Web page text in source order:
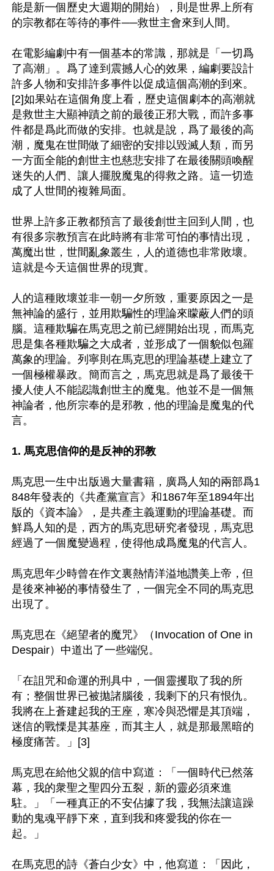
能是新一個歷史大週期的開始），則是世界上所有
的宗教都在等待的事件──救世主會來到人間。
在電影編劇中有一個基本的常識，那就是「一切爲
了高潮」。爲了達到震撼人心的效果，編劇要設計
許多人物和安排許多事件以促成這個高潮的到來。
[2]如果站在這個角度上看，歷史這個劇本的高潮就
是救世主大顯神蹟之前的最後正邪大戰，而許多事
件都是爲此而做的安排。也就是說，爲了最後的高
潮，魔鬼在世間做了細密的安排以毀滅人類，而另
一方面全能的創世主也慈悲安排了在最後關頭喚醒
迷失的人們、讓人擺脫魔鬼的得救之路。這一切造
成了人世間的複雜局面。
世界上許多正教都預言了最後創世主回到人間，也
有很多宗教預言在此時將有非常可怕的事情出現，
萬魔出世，世間亂象叢生，人的道德也非常敗壞。
這就是今天這個世界的現實。
人的這種敗壞並非一朝一夕所致，重要原因之一是
無神論的盛行，並用欺騙性的理論來矇蔽人們的頭
腦。這種欺騙在馬克思之前已經開始出現，而馬克
思是集各種欺騙之大成者，並形成了一個貌似包羅
萬象的理論。列寧則在馬克思的理論基礎上建立了
一個極權暴政。簡而言之，馬克思就是爲了最後干
擾人使人不能認識創世主的魔鬼。他並不是一個無
神論者，他所宗奉的是邪教，他的理論是魔鬼的代
言。
1. 馬克思信仰的是反神的邪教
馬克思一生中出版過大量書籍，廣爲人知的兩部爲1
848年發表的《共產黨宣言》和1867年至1894年出
版的《資本論》，是共產主義運動的理論基礎。而
鮮爲人知的是，西方的馬克思研究者發現，馬克思
經過了一個魔變過程，使得他成爲魔鬼的代言人。
馬克思年少時曾在作文裏熱情洋溢地讚美上帝，但
是後來神祕的事情發生了，一個完全不同的馬克思
出現了。
馬克思在《絕望者的魔咒》（Invocation of One in
Despair）中道出了一些端倪。
「在詛咒和命運的刑具中，一個靈攫取了我的所
有；整個世界已被拋諸腦後，我剩下的只有恨仇。
我將在上蒼建起我的王座，寒冷與恐懼是其頂端，
迷信的戰慄是其基座，而其主人，就是那最黑暗的
極度痛苦。」[3]
馬克思在給他父親的信中寫道：「一個時代已然落
幕，我的衆聖之聖四分五裂，新的靈必須來進
駐。」「一種真正的不安佔據了我，我無法讓這躁
動的鬼魂平靜下來，直到我和疼愛我的你在一
起。」
在馬克思的詩《蒼白少女》中，他寫道：「因此，